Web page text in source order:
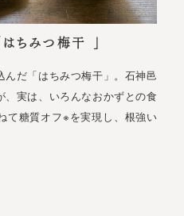
はちみつ梅干 」
だ「はちみつ梅干」。石神邑
実は、いろんなおかずとの食
て糖質オフ※を実現し、根強い